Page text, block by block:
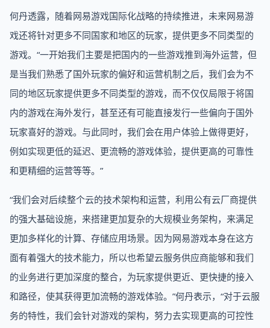
何丹透露，随着网易游戏国际化战略的持续推进，未来网易游
戏还将针对更多不同国家和地区的玩家，提供更多不同类型的
游戏。“一开始我们主要是把国内的一些游戏推到海外运营，但
是当我们熟悉了国外玩家的偏好和运营机制之后，我们会为不
同的地区玩家提供更多不同类型的游戏，而不仅仅局限于将国
内的游戏在海外发行，甚至还有可能直接发行一些偏向于国外
玩家喜好的游戏。与此同时，我们会在用户体验上做得更好，
例如实现更低的延迟、更流畅的游戏体验，提供更高的可靠性
和更精细的运营等等。”
“我们会对后续整个云的技术架构和运营，利用公有云厂商提供
的强大基础设施，来搭建更加复杂的大规模业务架构，来满足
更加多样化的计算、存储应用场景。因为网易游戏本身在这方
面有着强大的技术能力，所以也希望云服务供应商能够和我们
的业务进行更加深度的整合，为玩家提供更近、更快捷的接入
和路径，使其获得更加流畅的游戏体验。”何丹表示，“对于云服
务的特性，我们会针对游戏的架构，努力去实现更高的可控性